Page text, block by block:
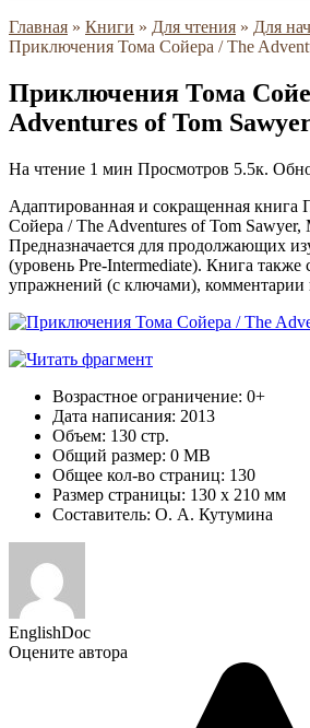
Главная » Книги » Для чтения » Для
Приключения Тома Сойера / The
Приключения Тома
Adventures of Tom
На чтение 1 мин Просмотров 5.5к.
Адаптированная и сокращенная книга
Сойера / The Adventures of Tom Sawyer,
Предназначается для продолжающих
(уровень Pre-Intermediate). Книга также
упражнений (с ключами), комментарии
Возрастное ограничение: 0+
Дата написания: 2013
Объем: 130 стр.
Общий размер: 0 MB
Общее кол-во страниц: 130
Размер страницы: 130 x 210 мм
Составитель: О. А. Кутумина
EnglishDoc
Оцените автора